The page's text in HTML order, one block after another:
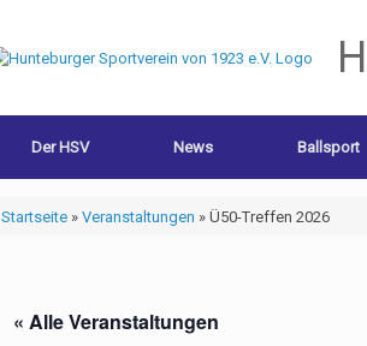
Der HSV News Ballsport
Startseite» Veranstaltungen » Ü50-Treffen 2026
« Alle Veranstaltungen